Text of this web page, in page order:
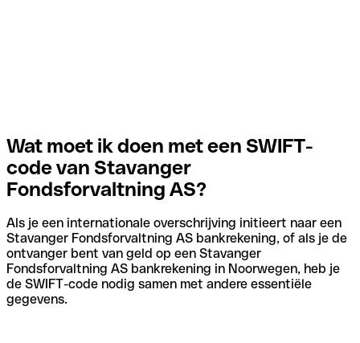
Wat moet ik doen met een SWIFT-
code van Stavanger
Fondsforvaltning AS?
Als je een internationale overschrijving initieert naar een
Stavanger Fondsforvaltning AS bankrekening, of als je de
ontvanger bent van geld op een Stavanger
Fondsforvaltning AS bankrekening in Noorwegen, heb je
de SWIFT-code nodig samen met andere essentiële
gegevens.